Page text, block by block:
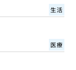
生活
医療